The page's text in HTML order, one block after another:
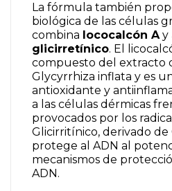
La fórmula también
biológica de las células
combina lococalcón Ay
glicirretínico. El
compuesto del extracto
Glycyrrhiza inflata y es
antioxidante y
a las células dérmicas
provocados por los
Glicirritínico, derivado
protege al ADN al
mecanismos de
ADN.